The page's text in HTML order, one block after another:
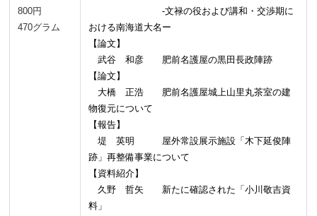
800円
470グラム
-文禄の役および講和・交渉期に
おける南海道大名ー
【論文】
武谷 和彦 肥前名護屋の黒田長政陣跡
【論文】
大橋 正浩 肥前名護屋城上山里丸茶室の建
物復元について
【報告】
堤 英明 屋外常設展示施設「木下延俊陣
跡」再整備事業について
【資料紹介】
久野 哲矢 新たに確認された「小川敬吉資
料」